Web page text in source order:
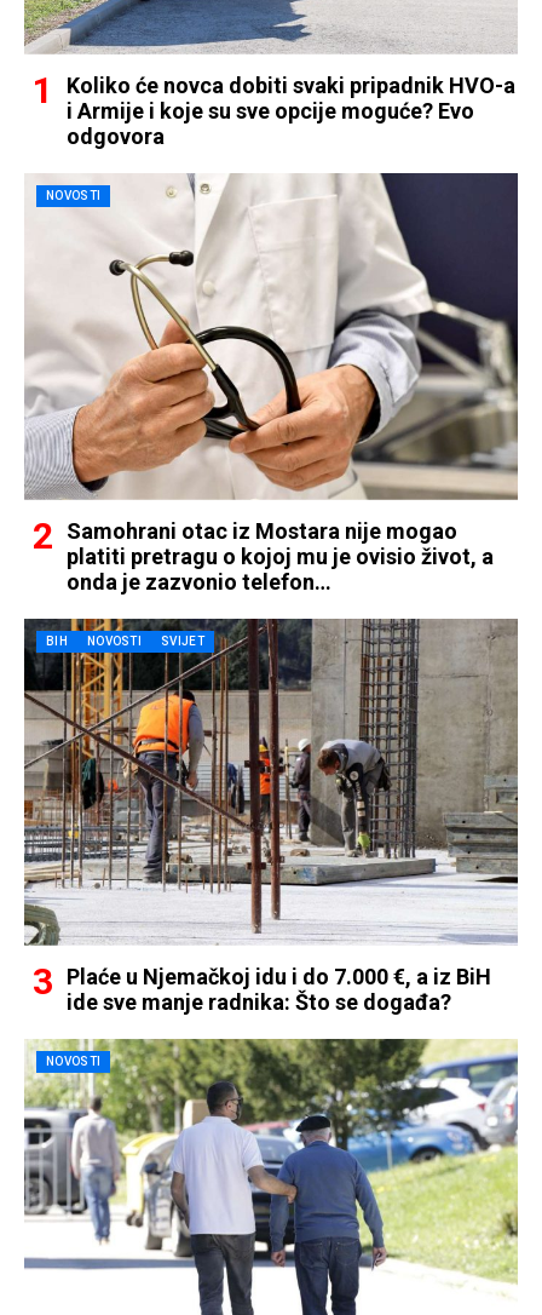
Koliko će novca dobiti svaki pripadnik HVO-a
i Armije i koje su sve opcije moguće? Evo
odgovora
NOVOSTI
Samohrani otac iz Mostara nije mogao
platiti pretragu o kojoj mu je ovisio život, a
onda je zazvonio telefon…
BIH NOVOSTI SVIJET
Plaće u Njemačkoj idu i do 7.000 €, a iz BiH
ide sve manje radnika: Što se događa?
NOVOSTI